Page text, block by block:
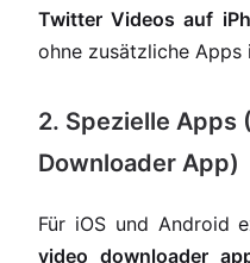
Twitter Videos auf
ohne zusätzliche Apps
2. Spezielle Apps
Downloader App)
Für iOS und Android
video downloader